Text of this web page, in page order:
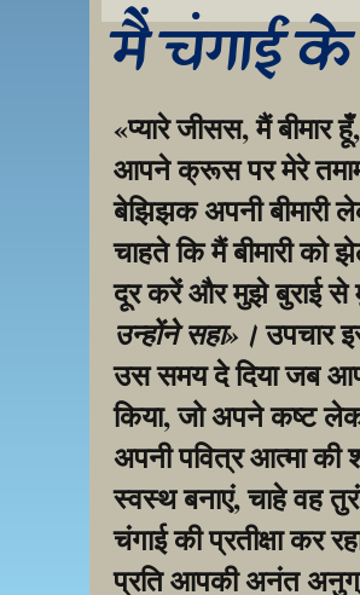
मैं चंगाई के
«प्यारे जीसस, मैं
आपने क्रूस पर मेरे तमाम
बेझिझक अपनी बीमारी
चाहते कि मैं बीमारी को
दूर करें और मुझे बुराई से
उन्होंने सहा»। उपचार
उस समय दे दिया जब
किया, जो अपने कष्ट
अपनी पवित्र आत्मा की
स्वस्थ बनाएं, चाहे वह
चंगाई की प्रतीक्षा कर
प्रति आपकी अनंत